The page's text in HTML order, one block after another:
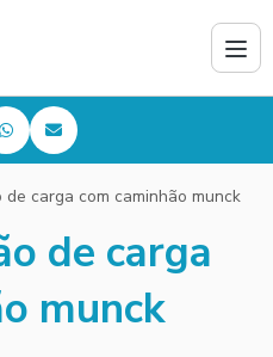
de carga com caminhão munck
de carga
munck